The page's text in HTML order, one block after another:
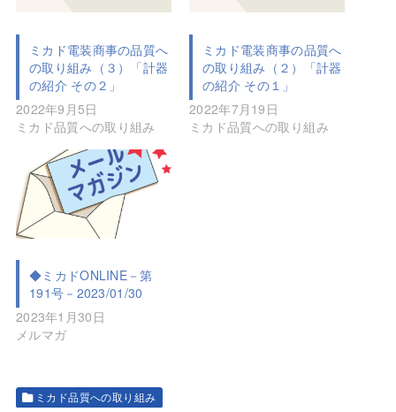
ミカド電装商事の品質へ
の取り組み（３）「計器
の紹介 その２」
2022年9月5日
ミカド品質への取り組み
ミカド電装商事の品質へ
の取り組み（２）「計器
の紹介 その１」
2022年7月19日
ミカド品質への取り組み
◆ミカドONLINE－第
191号－2023/01/30
2023年1月30日
メルマガ
ミカド品質への取り組み